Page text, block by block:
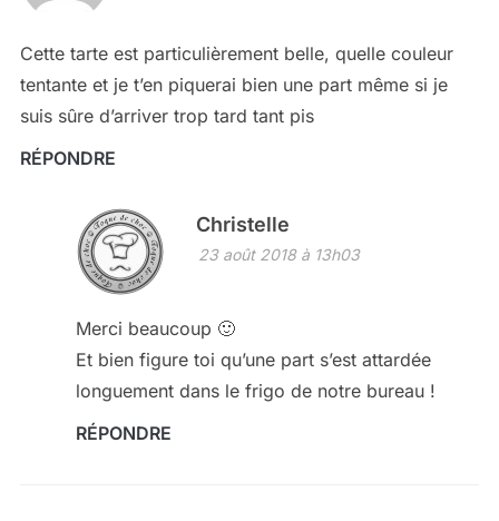
Cette tarte est particulièrement belle, quelle couleur
tentante et je t’en piquerai bien une part même si je
suis sûre d’arriver trop tard tant pis
RÉPONDRE
Christelle
23 août 2018 à 13h03
Merci beaucoup 🙂
Et bien figure toi qu’une part s’est attardée
longuement dans le frigo de notre bureau !
RÉPONDRE